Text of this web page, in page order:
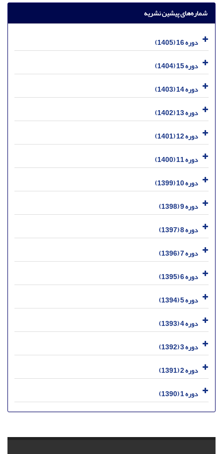
شماره‌های پیشین نشریه
دوره 16 (1405)
دوره 15 (1404)
دوره 14 (1403)
دوره 13 (1402)
دوره 12 (1401)
دوره 11 (1400)
دوره 10 (1399)
دوره 9 (1398)
دوره 8 (1397)
دوره 7 (1396)
دوره 6 (1395)
دوره 5 (1394)
دوره 4 (1393)
دوره 3 (1392)
دوره 2 (1391)
دوره 1 (1390)